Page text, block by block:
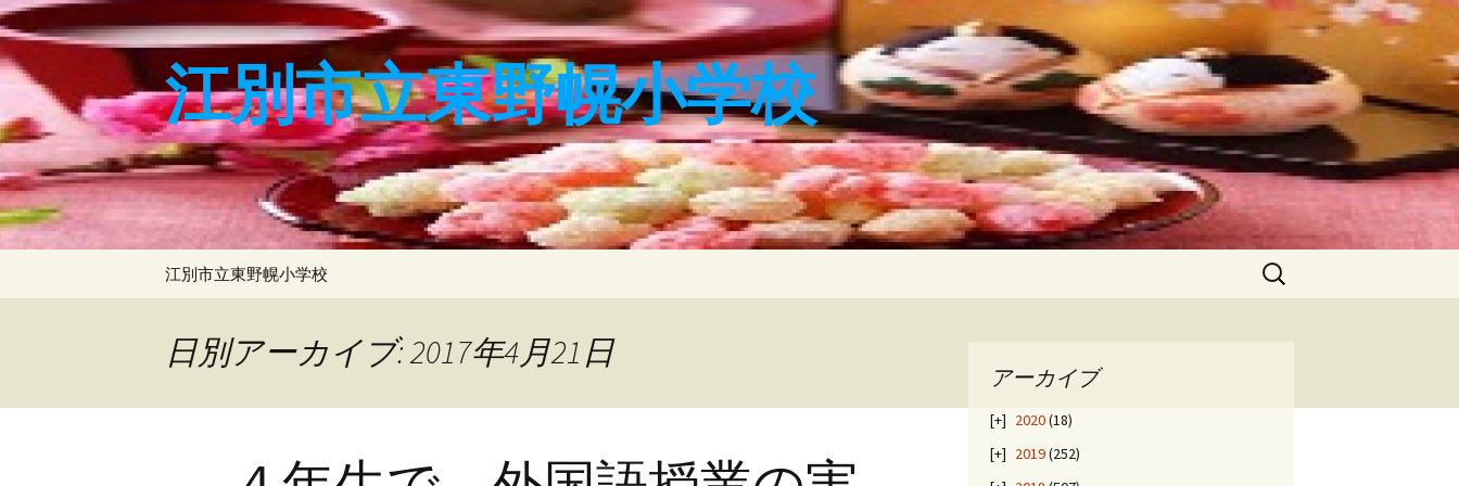
コ
ン
テ
ツ
へ
ス
キ
ッ
プ
江別市立東野幌小学校
江別市立東野幌小学校
検
索:
日別アーカイブ: 2017年4月21日
アーカイブ
2020(18)
2019(252)